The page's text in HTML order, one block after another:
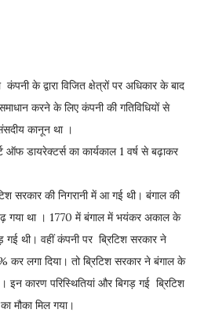
के द्वारा विजित क्षेत्रों पर अधिकार के बाद
करने के लिए कंपनी की गतिविधियों से
कानून था ।
डायरेक्टर्स का कार्यकाल 1 वर्ष से बढ़ाकर
सरकार की निगरानी में आ गई थी। बंगाल की
गया था । 1770 में बंगाल में भयंकर अकाल के
गई थी। वहीं कंपनी पर ब्रिटिश सरकार ने
लगा दिया। तो ब्रिटिश सरकार ने बंगाल के
इन कारण परिस्थितियां और बिगड़ गई ब्रिटिश
मौका मिल गया।